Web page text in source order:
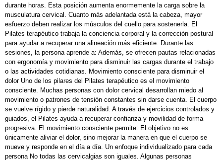
durante horas. Esta posición aumenta enormemente la carga sobre la
musculatura cervical. Cuanto más adelantada está la cabeza, mayor
esfuerzo deben realizar los músculos del cuello para sostenerla. El
Pilates terapéutico trabaja la conciencia corporal y la corrección postural
para ayudar a recuperar una alineación más eficiente. Durante las
sesiones, la persona aprende a: Además, se ofrecen pautas relacionadas
con ergonomía y movimiento para disminuir las cargas durante el trabajo
o las actividades cotidianas. Movimiento consciente para disminuir el
dolor Uno de los pilares del Pilates terapéutico es el movimiento
consciente. Muchas personas con dolor cervical desarrollan miedo al
movimiento o patrones de tensión constantes sin darse cuenta. El cuerpo
se vuelve rígido y pierde naturalidad. A través de ejercicios controlados y
guiados, el Pilates ayuda a recuperar confianza y movilidad de forma
progresiva. El movimiento consciente permite: El objetivo no es
únicamente aliviar el dolor, sino mejorar la manera en que el cuerpo se
mueve y responde en el día a día. Un enfoque individualizado para cada
persona No todas las cervicalgias son iguales. Algunas personas